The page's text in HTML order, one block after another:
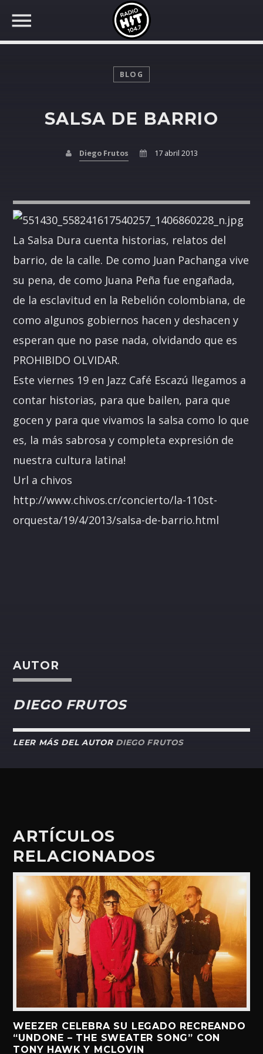
Facebook
Whatsapp
BLOG
SALSA DE BARRIO
Diego Frutos 17 abril 2013
La Salsa Dura cuenta historias, relatos del
barrio, de la calle. De como Juan Pachanga vive
su pena, de como Juana Peña fue engañada,
de la esclavitud en la Rebelión colombiana, de
como algunos gobiernos hacen y deshacen y
esperan que no pase nada, olvidando que es
PROHIBIDO OLVIDAR.
Este viernes 19 en Jazz Café Escazú llegamos a
contar historias, para que bailen, para que
gocen y para que vivamos la salsa como lo que
es, la más sabrosa y completa expresión de
nuestra cultura latina!
Url a chivos
http://www.chivos.cr/concierto/la-110st-
orquesta/19/4/2013/salsa-de-barrio.html
AUTOR
DIEGO FRUTOS
LEER MÁS DEL AUTOR DIEGO FRUTOS
ARTÍCULOS
RELACIONADOS
WEEZER CELEBRA SU LEGADO RECREANDO
“UNDONE – THE SWEATER SONG” CON
TONY HAWK Y MCLOVIN